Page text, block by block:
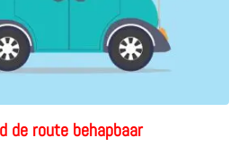
de route behapbaar